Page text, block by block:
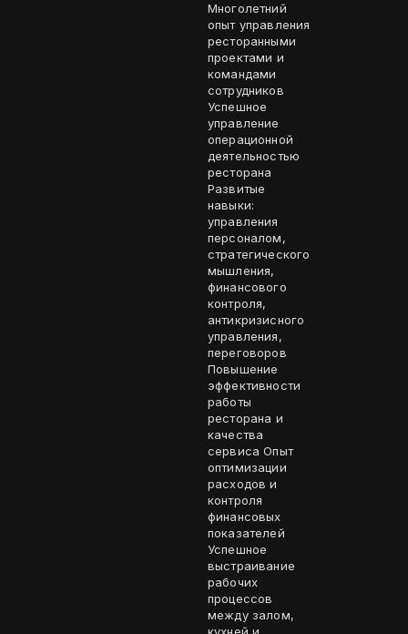
Многолетний
опыт управления
ресторанными
проектами и
командами
сотрудников
Успешное
управление
операционной
деятельностью
ресторана
Развитые
навыки:
управления
персоналом,
стратегического
мышления,
финансового
контроля,
антикризисного
управления,
переговоров
Повышение
эффективности
работы
ресторана и
качества
сервиса Опыт
оптимизации
расходов и
контроля
финансовых
показателей
Успешное
выстраивание
рабочих
процессов
между залом,